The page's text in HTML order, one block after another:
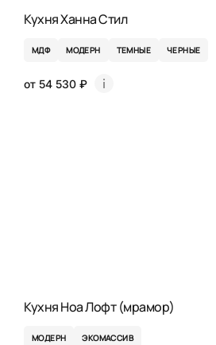
Кухня Ханна Стил
МДФ МОДЕРН ТЕМНЫЕ ЧЕРНЫЕ
от 54 530 ₽
Кухня Ноа Лофт (мрамор)
МОДЕРН ЭКОМАССИВ